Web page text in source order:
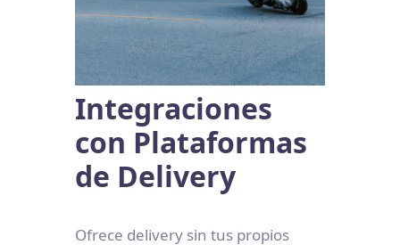
Integraciones
con Plataformas
de Delivery
Ofrece delivery sin tus propios